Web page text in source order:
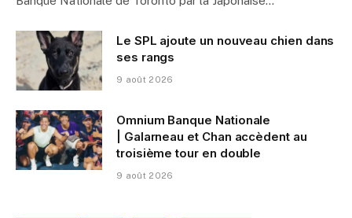
Le SPL ajoute un nouveau chien dans
ses rangs
9 août 2026
Omnium Banque Nationale
| Galarneau et Chan accèdent au
troisième tour en double
9 août 2026